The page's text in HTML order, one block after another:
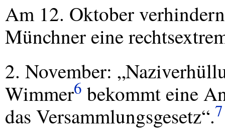
Am 12. Oktober
Münchner eine
2. November:
Wimmer6 bekommt eine
das Versammlungsgesetz“.7